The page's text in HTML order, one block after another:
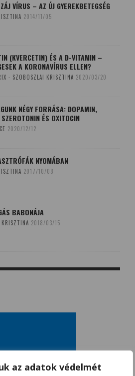
az adatok védelmét
VÍRUS – AZ ÚJ GYEREKBETEGSÉG
2014/11/05
(KVERCETIN) ÉS A D-VITAMIN –
A KORONAVÍRUS ELLEN?
- SZOBOSZLAI KRISZTINA 2020/03/20
NÉGY FORRÁSA: DOPAMIN,
ÉS OXITOCIN
2020/12/12
NYOMÁBAN
2017/10/08
BABONÁJA
2018/03/15